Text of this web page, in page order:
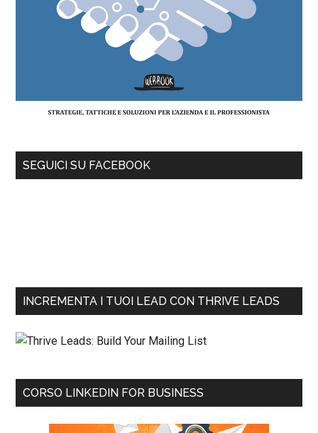
SEGUICI SU FACEBOOK
INCREMENTA I TUOI LEAD CON THRIVE LEADS
CORSO LINKEDIN FOR BUSINESS